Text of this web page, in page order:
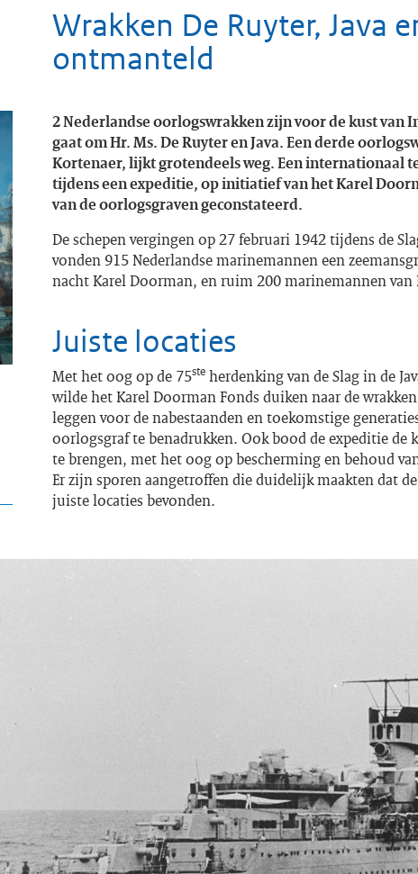
Wrakken De Ruyter, Java
ontmanteld
2 Nederlandse oorlogswrakken zijn voor de kust van
gaat om Hr. Ms. De Ruyter en Java. Een derde
Kortenaer, lijkt grotendeels weg. Een internationaal
tijdens een expeditie, op initiatief van het Karel
van de oorlogsgraven geconstateerd.
De schepen vergingen op 27 februari 1942 tijdens de
vonden 915 Nederlandse marinemannen een
nacht Karel Doorman, en ruim 200 marinemannen
Juiste locaties
Met het oog op de 75ste herdenking van de Slag in de
wilde het Karel Doorman Fonds duiken naar de
leggen voor de nabestaanden en toekomstige
oorlogsgraf te benadrukken. Ook bood de expeditie de
te brengen, met het oog op bescherming en behoud
Er zijn sporen aangetroffen die duidelijk maakten dat
juiste locaties bevonden.